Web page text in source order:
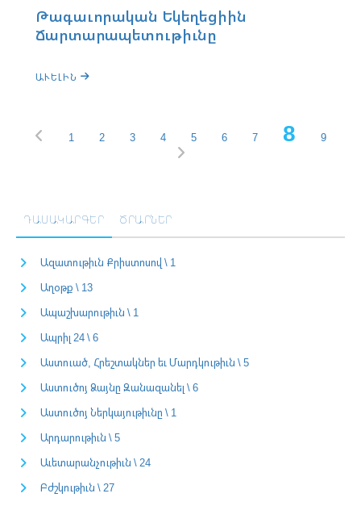
Թագաւորական Եկեղեցիին
Ճարտարապետութիւնը
ԱՒԵԼԻՆ
1 2 3 4 5 6 7 8 9
ԴԱՍԱԿԱՐԳԵՐ ԾՐԱՐՆԵՐ
Ազատութիւն Քրիստոսով \ 1
Աղօթք \ 13
Ապաշխարութիւն \ 1
Ապրիլ 24 \ 6
Աստուած, Հրեշտակներ եւ Մարդկութիւն \ 5
Աստուծոյ Ձայնը Զանազանել \ 6
Աստուծոյ Ներկայութիւնը \ 1
Արդարութիւն \ 5
Աւետարանչութիւն \ 24
Բժշկութիւն \ 27